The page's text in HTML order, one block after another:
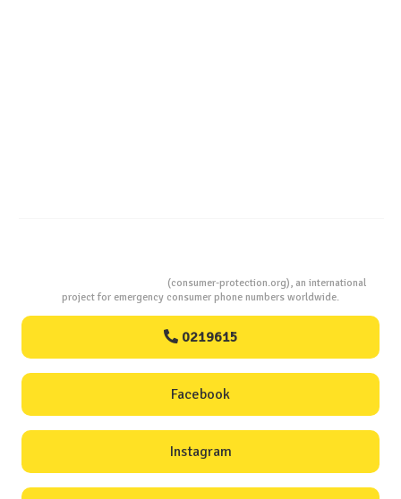
(consumer-protection.org), an international
project for emergency consumer phone numbers worldwide.
0219615
Facebook
Instagram